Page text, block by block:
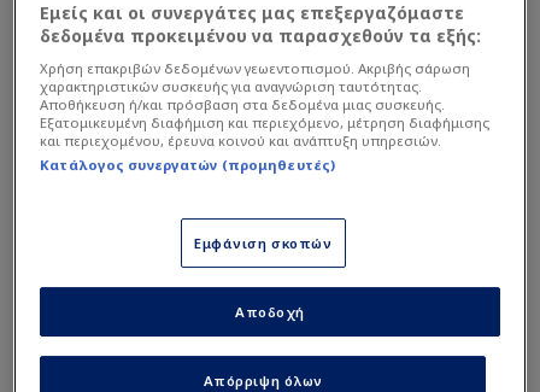
Δεύτερο ημίχρονο
90+2'
Αλλαγή εκτός
Dan Ndoye
Αλλαγή εντός
Ruben Vargas
Αλλαγή εκτός
Breel Embolo
87'
1
Διάταξη
Διευθυντής
Μέσος
FIFA World Cup F
Group
Group
Group
Group
D
Group
E
Group
Group
Εμείς και οι συνεργάτες μας επεξεργαζόμαστε
δεδομένα προκειμένου να παρασχεθούν τα εξής:
Χρήση επακριβών δεδομένων γεωεντοπισμού. Ακριβής σάρωση
χαρακτηριστικών συσκευής για αναγνώριση ταυτότητας.
Αποθήκευση ή/και πρόσβαση στα δεδομένα μιας συσκευής.
Εξατομικευμένη διαφήμιση και περιεχόμενο, μέτρηση διαφήμισης
και περιεχομένου, έρευνα κοινού και ανάπτυξη υπηρεσιών.
Κατάλογος συνεργατών (προμηθευτές)
Εμφάνιση σκοπών
Απόρριψη όλων
Αποδοχή